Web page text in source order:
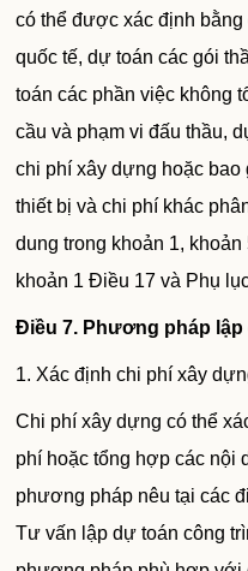
có thể được xác định
quốc tế, dự toán các gói
toán các phần việc không
cầu và phạm vi đấu thầu,
chi phí xây dựng hoặc
thiết bị và chi phí khác
dung trong khoản 1,
khoản 1 Điều 17 và Phụ
Điều 7. Phương pháp
1. Xác định chi phí xây
Chi phí xây dựng có thể
phí hoặc tổng hợp các nội
phương pháp nêu tại các
Tư vấn lập dự toán công